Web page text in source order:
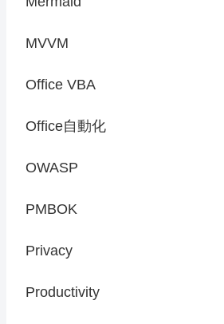
MVVM
Office VBA
Office自動化
OWASP
PMBOK
Privacy
Productivity